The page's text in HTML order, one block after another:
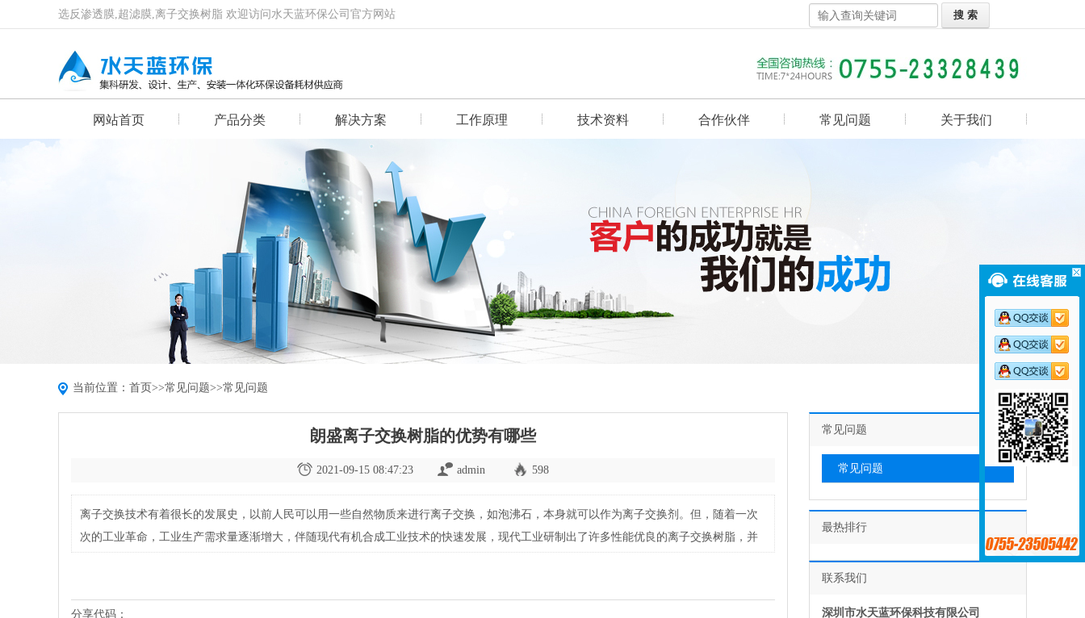
选反渗透膜,超滤膜,离子交换树脂 欢迎访问水天蓝环保公司官方网站
网站首页 产品分类 解决方案 工作原理 技术资料 合作伙伴 常见问题 关于我们
当前位置： 首页>>常见问题>>常见问题
朗盛离子交换树脂的优势有哪些
2021-09-15 08:47:23 admin 598
离子交换技术有着很长的发展史，以前人民可以用一些自然物质来进行离子交换，如泡沸石，本身就可以作为离子交换剂。但，随着一次
次的工业革命，工业生产需求量逐渐增大，伴随现代有机合成工业技术的快速发展，现代工业研制出了许多性能优良的离子交换树脂，并
分享代码：
常见问题
常见问题
最热排行
联系我们
深圳市水天蓝环保科技有限公司